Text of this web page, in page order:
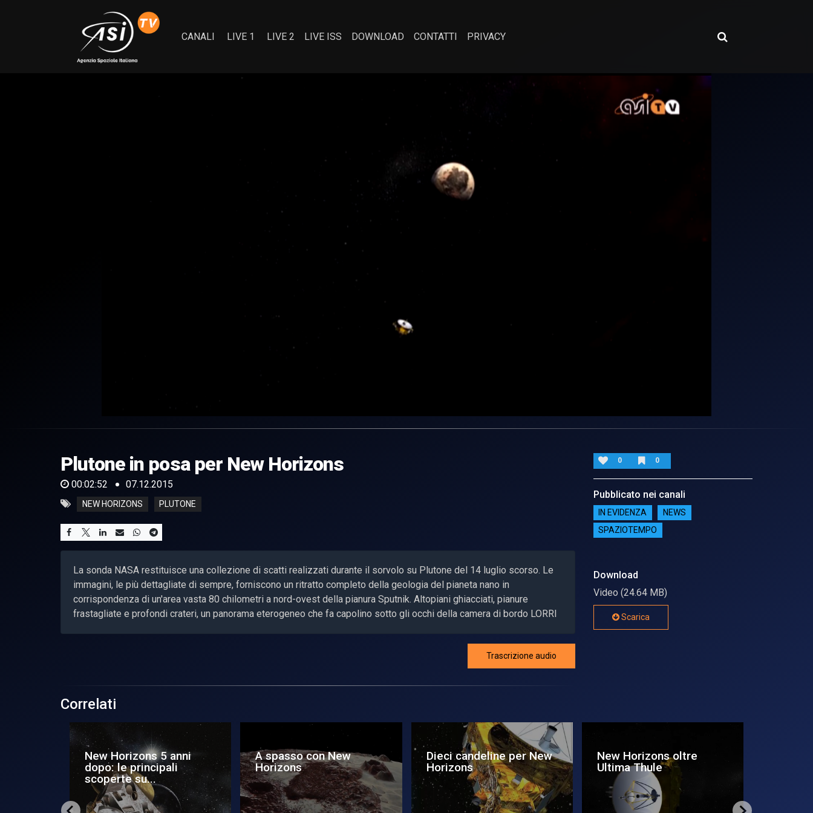
CANALI LIVE 1 LIVE 2 LIVE ISS DOWNLOAD CONTATTI PRIVACY
of
52
secondsVolume
0%
Plutone in posa per New Horizons
00:02:52 07.12.2015
NEW HORIZONS PLUTONE
La sonda NASA restituisce una collezione di scatti realizzati durante il sorvolo su Plutone del 14 luglio scorso. Le
immagini, le più dettagliate di sempre, forniscono un ritratto completo della geologia del pianeta nano in
corrispondenza di un'area vasta 80 chilometri a nord-ovest della pianura Sputnik. Altopiani ghiacciati, pianure
frastagliate e profondi crateri, un panorama eterogeneo che fa capolino sotto gli occhi della camera di bordo LORRI
Trascrizione audio
0 0
Pubblicato nei canali
IN EVIDENZA
NEWS
SPAZIOTEMPO
Download
Video (24.64 MB)
Scarica
Correlati
Pulsar - Selfie spaziale:
Rosetta in posa con la
cometa
Ritratto corale per
galassie
Webb, la nebbia di
Plutone esiste e ne
regola il clima
Plutone, la hit
parade